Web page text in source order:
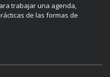
trabajar una agenda,
de las formas de